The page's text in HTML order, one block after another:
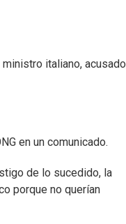
italiano, acusado
en un comunicado.
de lo sucedido, la
porque no querían